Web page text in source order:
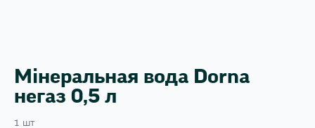
Мінеральная вода Dorna
негаз 0,5 л
1 шт